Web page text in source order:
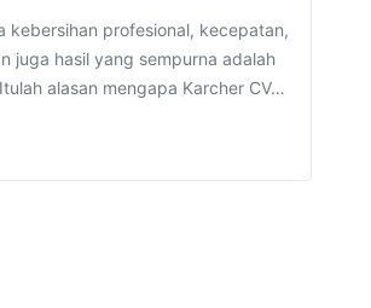
kebersihan profesional, kecepatan,
juga hasil yang sempurna adalah
alasan mengapa Karcher CV…